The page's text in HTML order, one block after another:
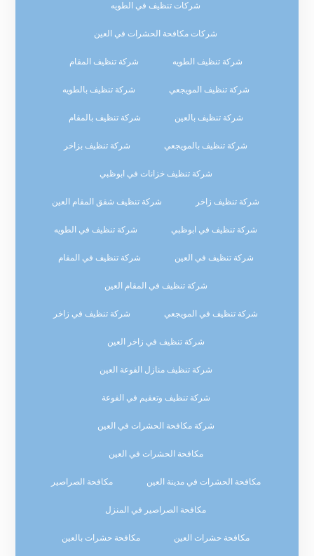
شركات تنظيف في الطويه
شركات مكافحة الحشرات في العين
شركة تنظيف الطويه شركة تنظيف المقام
شركة تنظيف المويجعي شركة تنظيف بالطويه
شركة تنظيف بالعين شركة تنظيف بالمقام
شركة تنظيف بالمويجعي شركة تنظيف بزاخر
شركة تنظيف خزانات في ابوظبي
شركة تنظيف زاخر شركة تنظيف شقق المقام العين
شركة تنظيف في ابوظبي شركة تنظيف في الطويه
شركة تنظيف في العين شركة تنظيف في المقام
شركة تنظيف في المقام العين
شركة تنظيف في المويجعي شركة تنظيف في زاخر
شركة تنظيف في زاخر العين
شركة تنظيف منازل الفوعة العين
شركة تنظيف وتعقيم في الفوعة
شركة مكافحة الحشرات في العين
مكافحة الحشرات في العين
مكافحة الحشرات في مدينة العين مكافحة الصراصير
مكافحة الصراصير في المنزل
مكافحة حشرات العين مكافحة حشرات بالعين